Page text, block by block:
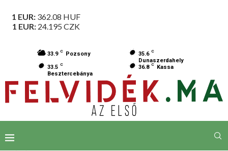
1 EUR: 362.08 HUF
1 EUR: 24.195 CZK
33.9 C Pozsony 35.6 C
Dunaszerdahely
33.5 C
Besztercebánya
36.8 C Kassa